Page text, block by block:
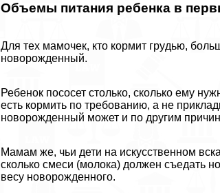
Объемы питания ребенка в
Для тех мамочек, кто кормит гpyдью,
новорожденный.
Ребенок пососет столько, сколько ему
есть кормить по требованию, а не
новорожденный может и по другим
Мамам же, чьи дети на искусственном
сколько смеси (молока) должен съедать
весу новорожденного.